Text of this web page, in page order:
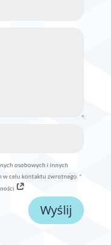
osobowych i innych
w celu kontaktu zwrotnego. *
Wyślij